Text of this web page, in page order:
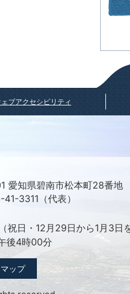
ェブアクセシビリティ
愛知県碧南市松本町28番地
3311（代表）
祝日・12月29日から1月3日
後4時00分
ップ